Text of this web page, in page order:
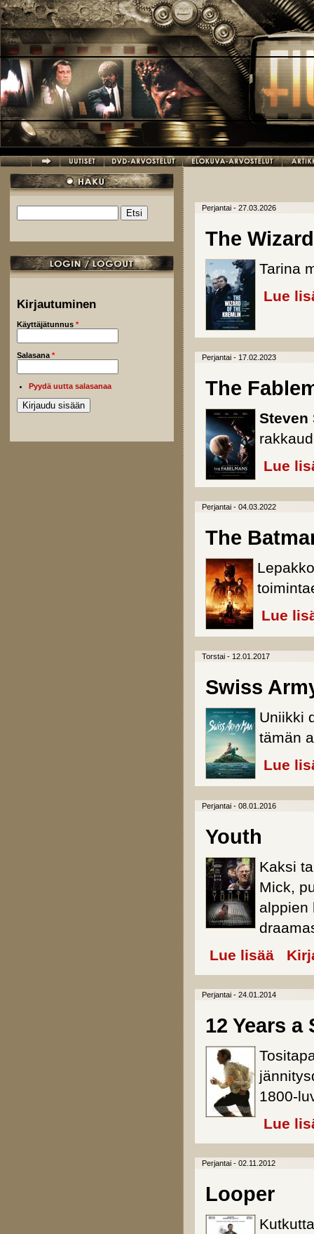
Hyppää pääsisältöön
Hakulomake
Kirjautuminen
Käyttäjätunnus *
Salasana *
Pyydä uutta salasanaa
Perjantai - 27.03.2026
The
Tarina
Lue
Perjantai - 17.02.2023
The
Steven
Lue
Perjantai - 04.03.2022
The
Lue
Torstai - 12.01.2017
Swiss
Uniikki
tämän
Lue
Perjantai - 08.01.2016
Youth
Kaksi
Mick,
alppien
Lue lisää about
Perjantai - 24.01.2014
12 Years a
1800-
Lue
Perjantai - 02.11.2012
Looper